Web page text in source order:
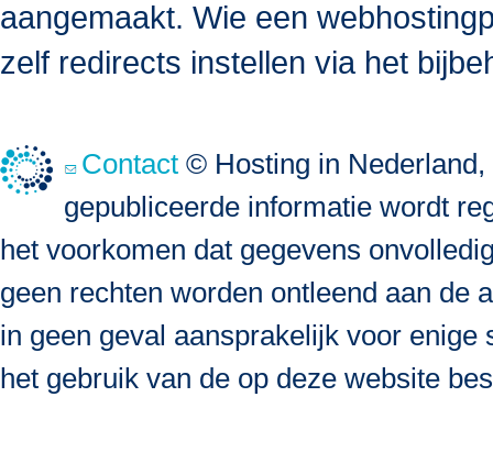
aangemaakt. Wie een
zelf redirects instellen via het
Contact © Hosting in
gepubliceerde informatie wordt
het voorkomen dat gegevens
geen rechten worden ontleend aan de
in geen geval aansprakelijk voor
het gebruik van de op deze website